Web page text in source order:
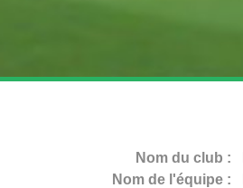
Nom du club :
Nom de l'équipe :